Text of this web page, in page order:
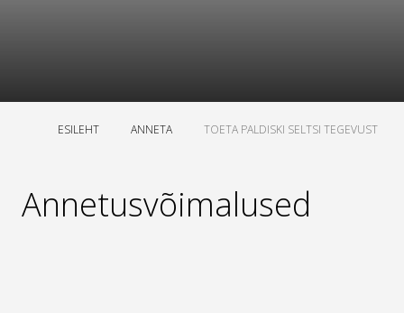
ESILEHT ANNETA TOETA PALDISKI SELTSI TEGEVUST
Annetusvõimalused